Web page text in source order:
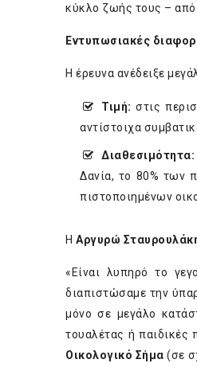
κύκλο ζωής τους – από
Εντυπωσιακές
Η έρευνα ανέδειξε
Τιμή: στις
αντίστοιχα
Διαθεσιμότητα:
Δανία, το 80% των
πιστοποιημένων
Η Αργυρώ
«Είναι λυπηρό το
διαπιστώσαμε την
μόνο σε μεγάλο
τουαλέτας ή παιδικές
Οικολογικό Σήμα (σε